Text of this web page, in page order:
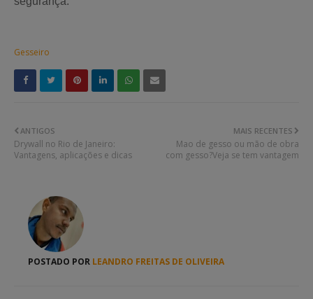
Gesseiro
MAIS RECENTES
Mao de gesso ou mão de obra
com gesso?Veja se tem vantagem
ANTIGOS
Drywall no Rio de Janeiro:
Vantagens, aplicações e dicas
POSTADO POR LEANDRO FREITAS DE OLIVEIRA